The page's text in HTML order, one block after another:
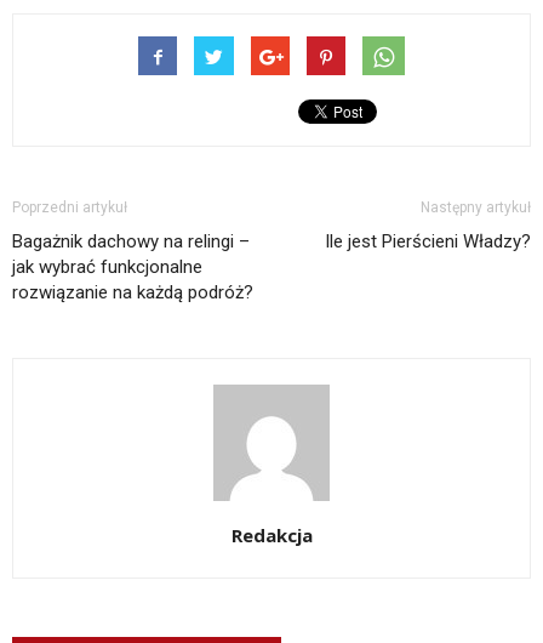
Poprzedni artykuł
Bagażnik dachowy na relingi –
jak wybrać funkcjonalne
rozwiązanie na każdą podróż?
Następny artykuł
Ile jest Pierścieni Władzy?
Redakcja